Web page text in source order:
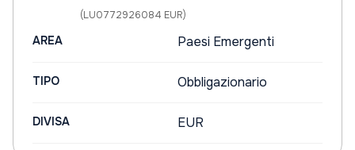
(LU0772926084 EUR)
AREA Paesi Emergenti
TIPO Obbligazionario
DIVISA EUR